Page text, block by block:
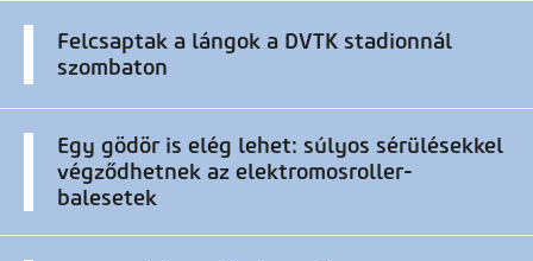
Felcsaptak a lángok a DVTK stadionnál
szombaton
Egy gödör is elég lehet: súlyos sérülésekkel
végződhetnek az elektromosroller-
balesetek